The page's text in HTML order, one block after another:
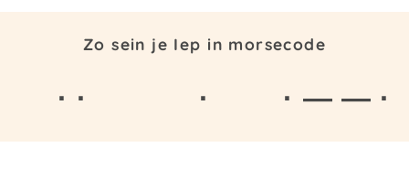
Zo sein je Iep in morsecode
· · · · — — ·